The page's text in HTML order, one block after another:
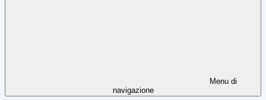
Menu di
navigazione